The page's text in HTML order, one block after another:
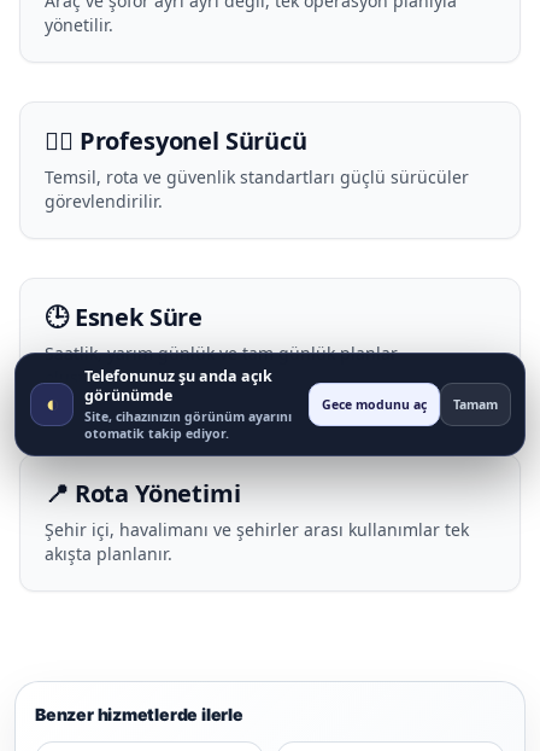
yönetilir.
🧑‍✈️ Profesyonel Sürücü
Temsil, rota ve güvenlik standartları güçlü sürücüler
görevlendirilir.
🕒 Esnek Süre
Saatlik, yarım günlük ve tam günlük planlar
oluşturulur.
📍 Rota Yönetimi
Şehir içi, havalimanı ve şehirler arası kullanımlar tek
akışta planlanır.
Benzer hizmetlerde ilerle
◐
Telefonunuz şu anda açık
görünümde
Site, cihazınızın görünüm ayarını
otomatik takip ediyor.
Gece modunu aç Tamam